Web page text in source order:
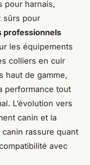
pour harnais,
sûrs pour
professionnels
les équipements
colliers en cuir
haut de gamme,
performance tout
L’évolution vers
canin et la
rassure quant
avec